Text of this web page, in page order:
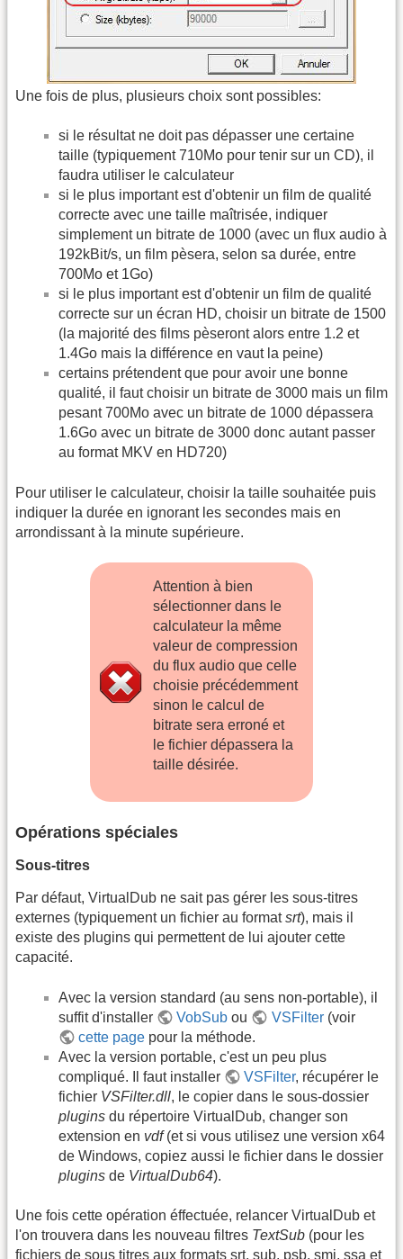
Une fois de plus, plusieurs choix sont possibles:
si le résultat ne doit pas dépasser une certaine
taille (typiquement 710Mo pour tenir sur un CD), il
faudra utiliser le calculateur
si le plus important est d'obtenir un film de qualité
correcte avec une taille maîtrisée, indiquer
simplement un bitrate de 1000 (avec un flux audio à
192kBit/s, un film pèsera, selon sa durée, entre
700Mo et 1Go)
si le plus important est d'obtenir un film de qualité
correcte sur un écran HD, choisir un bitrate de 1500
(la majorité des films pèseront alors entre 1.2 et
1.4Go mais la différence en vaut la peine)
certains prétendent que pour avoir une bonne
qualité, il faut choisir un bitrate de 3000 mais un film
pesant 700Mo avec un bitrate de 1000 dépassera
1.6Go avec un bitrate de 3000 donc autant passer
au format MKV en HD720)
Pour utiliser le calculateur, choisir la taille souhaitée puis
indiquer la durée en ignorant les secondes mais en
arrondissant à la minute supérieure.
Attention à bien
sélectionner dans le
calculateur la même
valeur de compression
du flux audio que celle
choisie précédemment
sinon le calcul de
bitrate sera erroné et
le fichier dépassera la
taille désirée.
Opérations spéciales
Sous-titres
Par défaut, VirtualDub ne sait pas gérer les sous-titres
externes (typiquement un fichier au formatsrt), mais il
existe des plugins qui permettent de lui ajouter cette
capacité.
Avec la version standard (au sens non-portable), il
suffit d'installer
VobSub ou VSFilter(voir
cette page pour la méthode.
Avec la version portable, c'est un peu plus
compliqué. Il faut installer
VSFilter, récupérer le
fichier VSFilter.dll, le copier dans le sous-dossier
plugins du répertoire VirtualDub, changer son
extension en vdf(et si vous utilisez une version x64
de Windows, copiez aussi le fichier dans le dossier
plugins de VirtualDub64).
Une fois cette opération éffectuée, relancer VirtualDub et
l'on trouvera dans les nouveau filtres TextSub (pour les
fichiers de sous titres aux formats srt, sub, psb, smi, ssa et